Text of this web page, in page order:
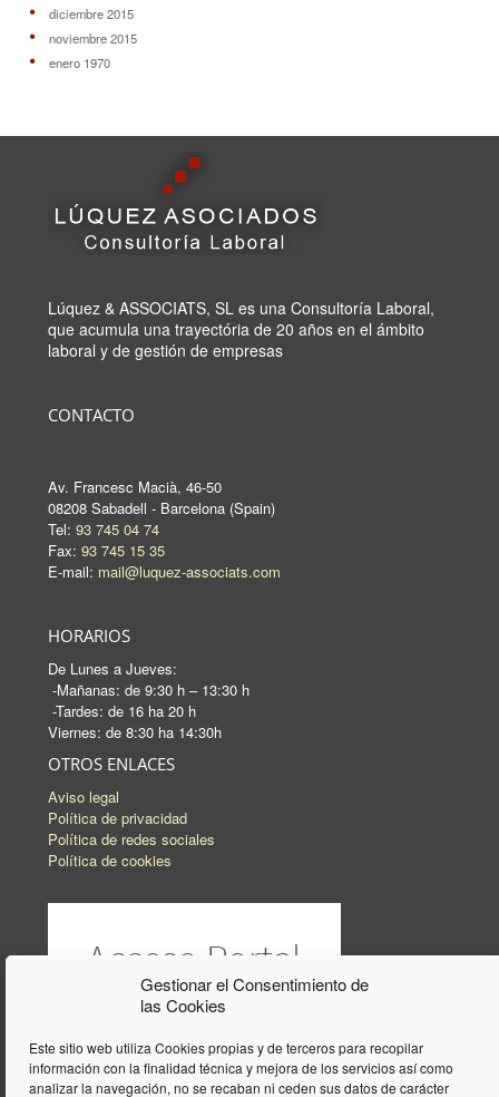
Gestionar el Consentimiento de
las Cookies
Este sitio web utiliza Cookies propias y de terceros para recopilar
información con la finalidad técnica y mejora de los servicios así como
analizar la navegación, no se recaban ni ceden sus datos de carácter
diciembre 2015
noviembre 2015
enero 1970
Lúquez & ASSOCIATS, SL es una Consultoría Laboral,
que acumula una trayectória de 20 años en el ámbito
laboral y de gestión de empresas
CONTACTO
Av. Francesc Macià, 46-50
08208 Sabadell - Barcelona (Spain)
Tel: 93 745 04 74
Fax: 93 745 15 35
E-mail: mail@luquez-associats.com
HORARIOS
De Lunes a Jueves:
-Mañanas: de 9:30 h – 13:30 h
-Tardes: de 16 ha 20 h
Viernes: de 8:30 ha 14:30h
OTROS ENLACES
Aviso legal
Política de privacidad
Política de redes sociales
Política de cookies